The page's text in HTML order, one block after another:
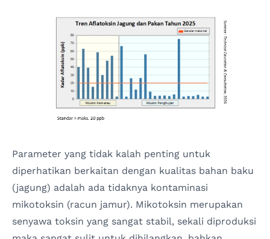
Parameter yang tidak kalah penting untuk
diperhatikan berkaitan dengan kualitas bahan baku
(jagung) adalah ada tidaknya kontaminasi
mikotoksin (racun jamur). Mikotoksin merupakan
senyawa toksin yang sangat stabil, sekali diproduksi